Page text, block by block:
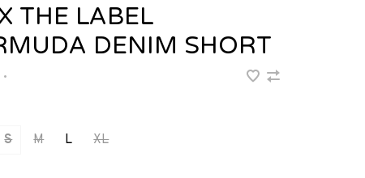
THE LABEL
DENIM SHORT
•
S M L XL